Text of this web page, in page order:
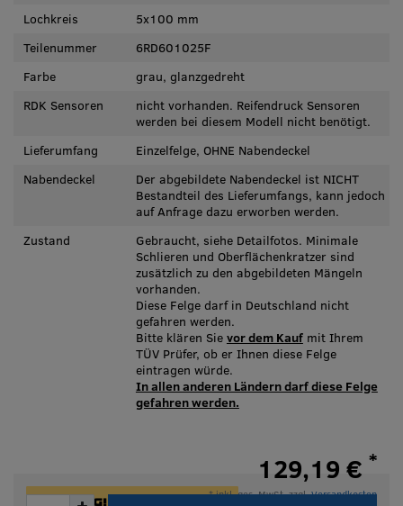
Lochkreis
5x100 mm
Teilenummer
6RD601025F
Farbe
grau, glanzgedreht
RDK Sensoren
nicht vorhanden. Reifendruck Sensoren
werden bei diesem Modell nicht benötigt.
Lieferumfang
Einzelfelge, OHNE Nabendeckel
Nabendeckel
Der abgebildete Nabendeckel ist NICHT
Bestandteil des Lieferumfangs, kann jedoch
auf Anfrage dazu erworben werden.
Zustand
Gebraucht, siehe Detailfotos. Minimale
Schlieren und Oberflächenkratzer sind
zusätzlich zu den abgebildeten Mängeln
vorhanden.
Diese Felge darf in Deutschland nicht
gefahren werden.
Bitte klären Sie vor dem Kaufmit Ihrem
TÜV Prüfer, ob er Ihnen diese Felge
eintragen würde.
In allen anderen Ländern darf diese Felge
gefahren werden.
ACHTUNG!
129,19 € *
* inkl. ges. MwSt. zzgl.Versandkosten